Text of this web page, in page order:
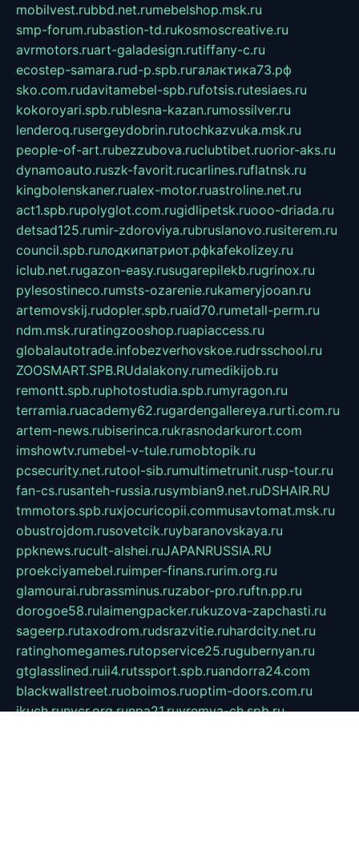
mobilvest.rubbd.net.rumebelshop.msk.ru
smp-forum.rubastion-td.rukosmoscreative.ru
avrmotors.ruart-galadesign.rutiffany-c.ru
ecostep-samara.rud-p.spb.ruгалактика73.рф
sko.com.rudavitamebel-spb.rufotsis.rutesiaes.ru
kokoroyari.spb.rublesna-kazan.rumossilver.ru
lenderoq.rusergeydobrin.rutochkazvuka.msk.ru
people-of-art.rubezzubova.ruclubtibet.ruorior-aks.ru
dynamoauto.ruszk-favorit.rucarlines.ruflatnsk.ru
kingbolenskaner.rualex-motor.ruastroline.net.ru
act1.spb.rupolyglot.com.rugidlipetsk.ruooo-driada.ru
detsad125.rumir-zdoroviya.rubruslanovo.rusiterem.ru
council.spb.ruлодкипатриот.рфkafekolizey.ru
iclub.net.rugazon-easy.rusugarepilekb.rugrinox.ru
pylesostineco.rumsts-ozarenie.rukameryjooan.ru
artemovskij.rudopler.spb.ruaid70.rumetall-perm.ru
ndm.msk.ruratingzooshop.ruapiaccess.ru
globalautotrade.infobezverhovskoe.rudrsschool.ru
ZOOSMART.SPB.RUdalakony.rumedikijob.ru
remontt.spb.ruphotostudia.spb.rumyragon.ru
terramia.ruacademy62.rugardengallereya.rurti.com.ru
artem-news.rubiserinca.rukrasnodarkurort.com
imshowtv.rumebel-v-tule.rumobtopik.ru
pcsecurity.net.rutool-sib.rumultimetrunit.rusp-tour.ru
fan-cs.rusanteh-russia.rusymbian9.net.ruDSHAIR.RU
tmmotors.spb.ruxjocuricopii.commusavtomat.msk.ru
obustrojdom.rusovetcik.ruybaranovskaya.ru
ppknews.rucult-alshei.ruJAPANRUSSIA.RU
proekciyamebel.ruimper-finans.rurim.org.ru
glamourai.rubrassminus.ruzabor-pro.ruftn.pp.ru
dorogoe58.rulaimengpacker.rukuzova-zapchasti.ru
sageerp.rutaxodrom.rudsrazvitie.ruhardcity.net.ru
ratinghomegames.rutopservice25.rugubernyan.ru
gtglasslined.ruii4.rutssport.spb.ruandorra24.com
blackwallstreet.ruoboimos.ruoptim-doors.com.ru
ikuch.runycr.org.runpa21.ruvremya-ch.spb.ru